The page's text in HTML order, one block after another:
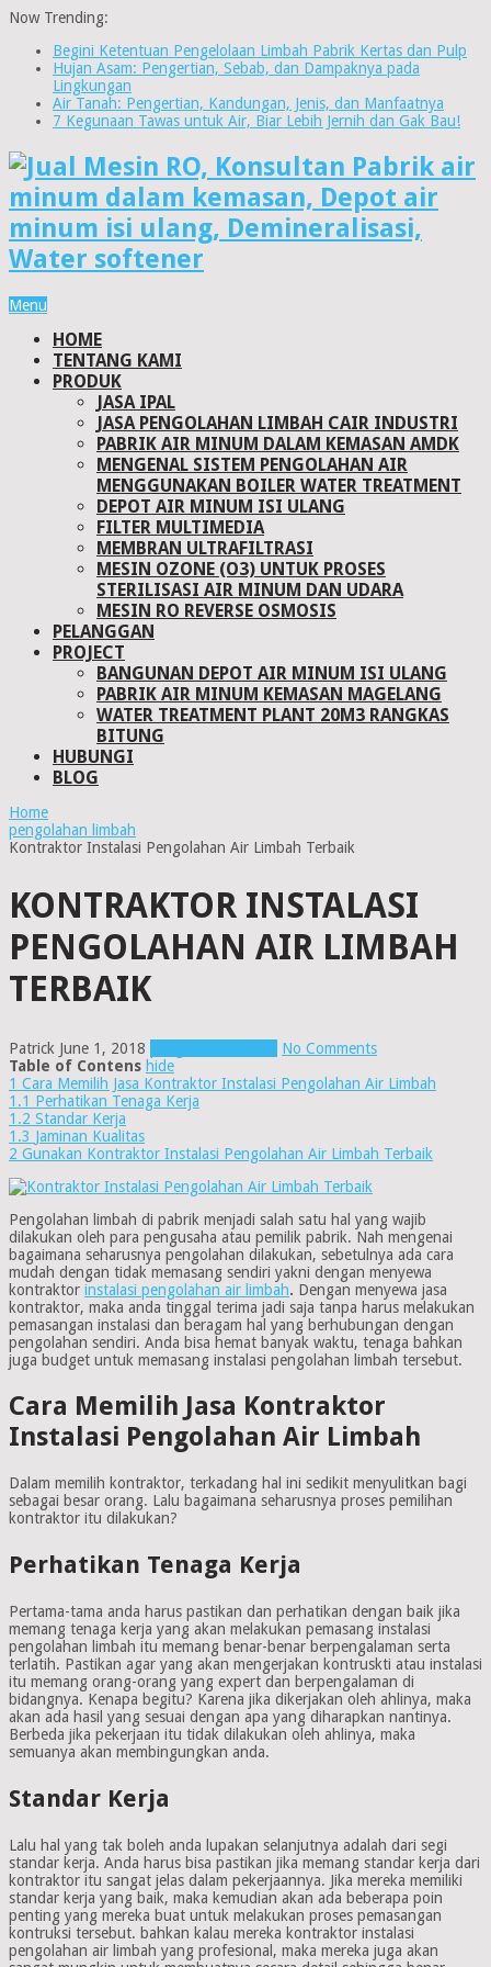
Now Trending:
Begini Ketentuan Pengelolaan Limbah Pabrik Kertas dan Pulp
Hujan Asam: Pengertian, Sebab, dan Dampaknya pada
Lingkungan
Air Tanah: Pengertian, Kandungan, Jenis, dan Manfaatnya
7 Kegunaan Tawas untuk Air, Biar Lebih Jernih dan Gak Bau!
Menu
HOME
TENTANG KAMI
PRODUK
JASA IPAL
JASA PENGOLAHAN LIMBAH CAIR INDUSTRI
PABRIK AIR MINUM DALAM KEMASAN AMDK
MENGENAL SISTEM PENGOLAHAN AIR
MENGGUNAKAN BOILER WATER TREATMENT
DEPOT AIR MINUM ISI ULANG
FILTER MULTIMEDIA
MEMBRAN ULTRAFILTRASI
MESIN OZONE (O3) UNTUK PROSES
STERILISASI AIR MINUM DAN UDARA
MESIN RO REVERSE OSMOSIS
PELANGGAN
PROJECT
BANGUNAN DEPOT AIR MINUM ISI ULANG
PABRIK AIR MINUM KEMASAN MAGELANG
WATER TREATMENT PLANT 20M3 RANGKAS
BITUNG
HUBUNGI
BLOG
Home
pengolahan limbah
Kontraktor Instalasi Pengolahan Air Limbah Terbaik
KONTRAKTOR INSTALASI
PENGOLAHAN AIR LIMBAH
TERBAIK
Patrick June 1, 2018
No Comments
Table of Contens hide
1 Cara Memilih Jasa Kontraktor Instalasi Pengolahan Air Limbah
1.1 Perhatikan Tenaga Kerja
1.2 Standar Kerja
1.3 Jaminan Kualitas
2 Gunakan Kontraktor Instalasi Pengolahan Air Limbah Terbaik
Pengolahan limbah di pabrik menjadi salah satu hal yang wajib
dilakukan oleh para pengusaha atau pemilik pabrik. Nah mengenai
bagaimana seharusnya pengolahan dilakukan, sebetulnya ada cara
mudah dengan tidak memasang sendiri yakni dengan menyewa
kontraktor instalasi pengolahan air limbah. Dengan menyewa jasa
kontraktor, maka anda tinggal terima jadi saja tanpa harus melakukan
pemasangan instalasi dan beragam hal yang berhubungan dengan
pengolahan sendiri. Anda bisa hemat banyak waktu, tenaga bahkan
juga budget untuk memasang instalasi pengolahan limbah tersebut.
Cara Memilih Jasa Kontraktor
Instalasi Pengolahan Air Limbah
Dalam memilih kontraktor, terkadang hal ini sedikit menyulitkan bagi
sebagai besar orang. Lalu bagaimana seharusnya proses pemilihan
kontraktor itu dilakukan?
Perhatikan Tenaga Kerja
Pertama-tama anda harus pastikan dan perhatikan dengan baik jika
memang tenaga kerja yang akan melakukan pemasang instalasi
pengolahan limbah itu memang benar-benar berpengalaman serta
terlatih. Pastikan agar yang akan mengerjakan kontruskti atau instalasi
itu memang orang-orang yang expert dan berpengalaman di
bidangnya. Kenapa begitu? Karena jika dikerjakan oleh ahlinya, maka
akan ada hasil yang sesuai dengan apa yang diharapkan nantinya.
Berbeda jika pekerjaan itu tidak dilakukan oleh ahlinya, maka
semuanya akan membingungkan anda.
Standar Kerja
Lalu hal yang tak boleh anda lupakan selanjutnya adalah dari segi
standar kerja. Anda harus bisa pastikan jika memang standar kerja dari
kontraktor itu sangat jelas dalam pekerjaannya. Jika mereka memiliki
standar kerja yang baik, maka kemudian akan ada beberapa poin
penting yang mereka buat untuk melakukan proses pemasangan
kontruksi tersebut. bahkan kalau mereka kontraktor instalasi
pengolahan air limbah yang profesional, maka mereka juga akan